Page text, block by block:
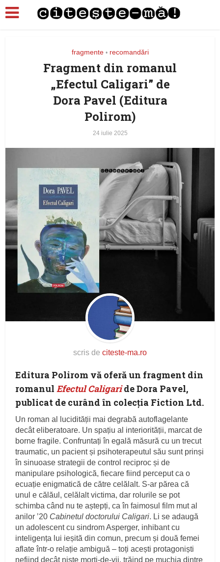
fragmente • recomandări
Fragment din romanul
„Efectul Caligari” de
Dora Pavel (Editura
Polirom)
24 iulie 2025
scris de citeste-ma.ro
Editura Polirom vă oferă un fragment din
romanul Efectul Caligaride Dora Pavel,
publicat de curând în colecția Fiction Ltd.
Un roman al lucidității mai degrabă autoflagelante
decât eliberatoare. Un spațiu al interiorității, marcat de
borne fragile. Confruntați în egală măsură cu un trecut
traumatic, un pacient și psihoterapeutul său sunt prinși
în sinuoase strategii de control reciproc și de
manipulare psihologică, fiecare fiind perceput ca o
ecuație enigmatică de către celălalt. S-ar părea că
unul e călăul, celălalt victima, dar rolurile se pot
schimba când nu te aștepți, ca în faimosul film mut al
anilor ’20 Cabinetul doctorului Caligari. Li se adaugă
un adolescent cu sindrom Asperger, inhibant cu
inteligența lui ieșită din comun, precum și două femei
aflate într-o relație ambiguă – toți acești protagoniști
nefiind decât niște morți-de-vii, trăind pe muchia dintre